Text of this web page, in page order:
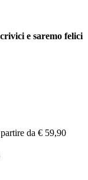
e saremo felici
da € 59,90